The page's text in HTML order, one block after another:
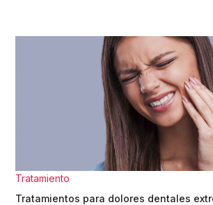
Tratamiento
Tratamientos para dolores dentales